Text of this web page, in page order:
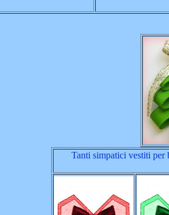
Tanti simpatici vestiti per